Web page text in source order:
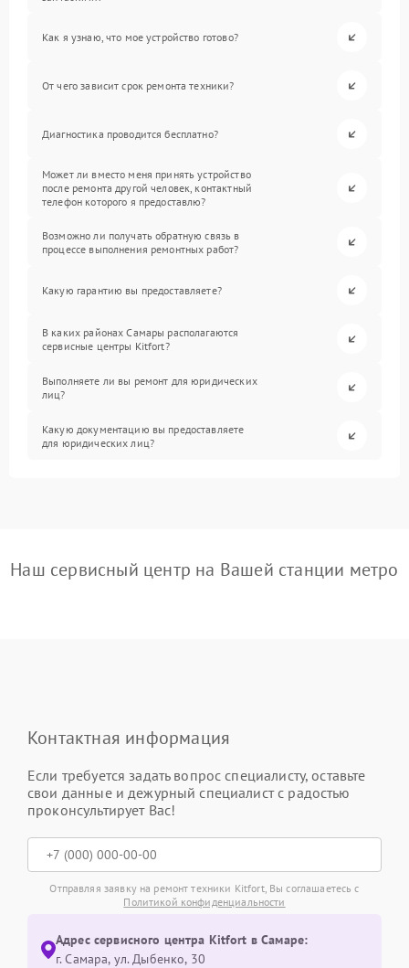
Как я узнаю, что мое устройство готово?
От чего зависит срок ремонта техники?
Диагностика проводится бесплатно?
Может ли вместо меня принять устройство
после ремонта другой человек, контактный
телефон которого я предоставлю?
Возможно ли получать обратную связь в
процессе выполнения ремонтных работ?
Какую гарантию вы предоставляете?
В каких районах Самары располагаются
сервисные центры Kitfort?
Выполняете ли вы ремонт для юридических
лиц?
Какую документацию вы предоставляете
для юридических лиц?
Наш сервисный центр на Вашей станции метро
Контактная информация
Если требуется задать вопрос специалисту, оставьте
свои данные и дежурный специалист с радостью
проконсультирует Вас!
Отправляя заявку на ремонт техники Kitfort, Вы соглашаетесь с
Политикой конфиденциальности
Адрес сервисного центра Kitfort в Самаре:
г. Самара, ул. Дыбенко, 30